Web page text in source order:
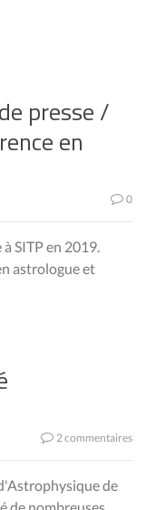
presse /
en
0
SITP en 2019.
astrologue et
2 commentaires
de